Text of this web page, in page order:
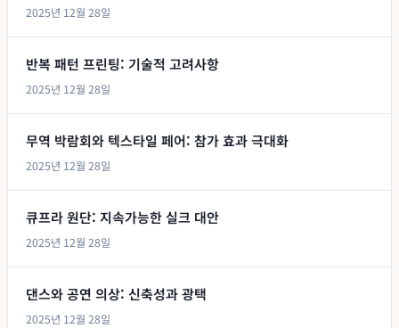
2025년 12월 28일
반복 패턴 프린팅: 기술적 고려사항
2025년 12월 28일
무역 박람회와 텍스타일 페어: 참가 효과 극대화
2025년 12월 28일
큐프라 원단: 지속가능한 실크 대안
2025년 12월 28일
댄스와 공연 의상: 신축성과 광택
2025년 12월 28일